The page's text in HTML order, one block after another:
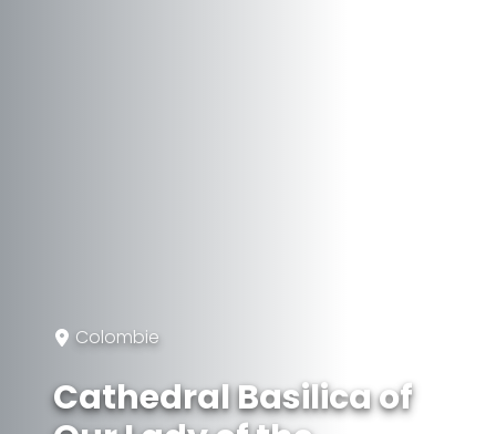
Colombie
Cathedral Basilica of